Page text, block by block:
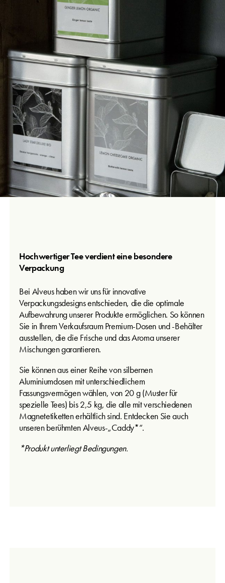
Hochwertiger Tee verdient eine besondere
Verpackung
Bei Alveus haben wir uns für innovative
Verpackungsdesigns entschieden, die die optimale
Aufbewahrung unserer Produkte ermöglichen. So können
Sie in Ihrem Verkaufsraum Premium-Dosen und -Behälter
ausstellen, die die Frische und das Aroma unserer
Mischungen garantieren.
Sie können aus einer Reihe von silbernen
Aluminiumdosen mit unterschiedlichem
Fassungsvermögen wählen, von 20 g (Muster für
spezielle Tees) bis 2,5 kg, die alle mit verschiedenen
Magnetetiketten erhältlich sind. Entdecken Sie auch
unseren berühmten Alveus-„Caddy*“.
*Produkt unterliegt Bedingungen.